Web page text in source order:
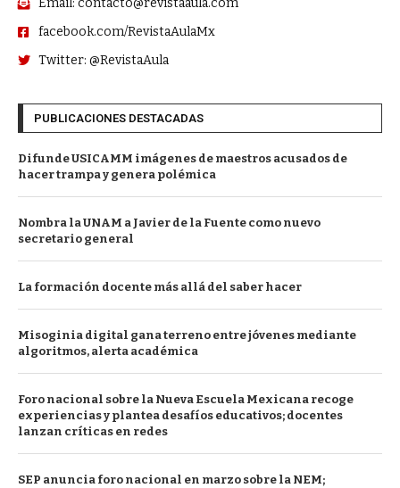
Email: contacto@revistaaula.com
facebook.com/RevistaAulaMx
Twitter: @RevistaAula
PUBLICACIONES DESTACADAS
Difunde USICAMM imágenes de maestros acusados de
hacer trampa y genera polémica
Nombra la UNAM a Javier de la Fuente como nuevo
secretario general
La formación docente más allá del saber hacer
Misoginia digital gana terreno entre jóvenes mediante
algoritmos, alerta académica
Foro nacional sobre la Nueva Escuela Mexicana recoge
experiencias y plantea desafíos educativos; docentes
lanzan críticas en redes
SEP anuncia foro nacional en marzo sobre la NEM;